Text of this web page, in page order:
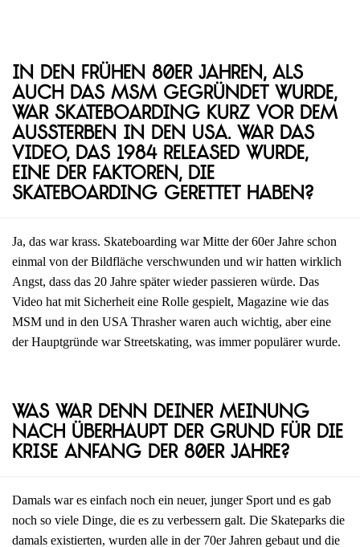
In den frühen 80er Jahren, als
auch das MSM gegründet wurde,
war Skateboarding kurz vor dem
Aussterben in den USA. War das
Video, das 1984 released wurde,
eine der Faktoren, die
Skateboarding gerettet haben?
Ja, das war krass. Skateboarding war Mitte der 60er Jahre schon
einmal von der Bildfläche verschwunden und wir hatten wirklich
Angst, dass das 20 Jahre später wieder passieren würde. Das
Video hat mit Sicherheit eine Rolle gespielt, Magazine wie das
MSM und in den USA Thrasher waren auch wichtig, aber eine
der Hauptgründe war Streetskating, was immer populärer wurde.
Was war denn deiner Meinung
nach überhaupt der Grund für die
Krise Anfang der 80er Jahre?
Damals war es einfach noch ein neuer, junger Sport und es gab
noch so viele Dinge, die es zu verbessern galt. Die Skateparks die
damals existierten, wurden alle in der 70er Jahren gebaut und die